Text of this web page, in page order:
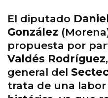
El diputado
González
propuesta por
Valdés Rodríguez
general del
trata de una